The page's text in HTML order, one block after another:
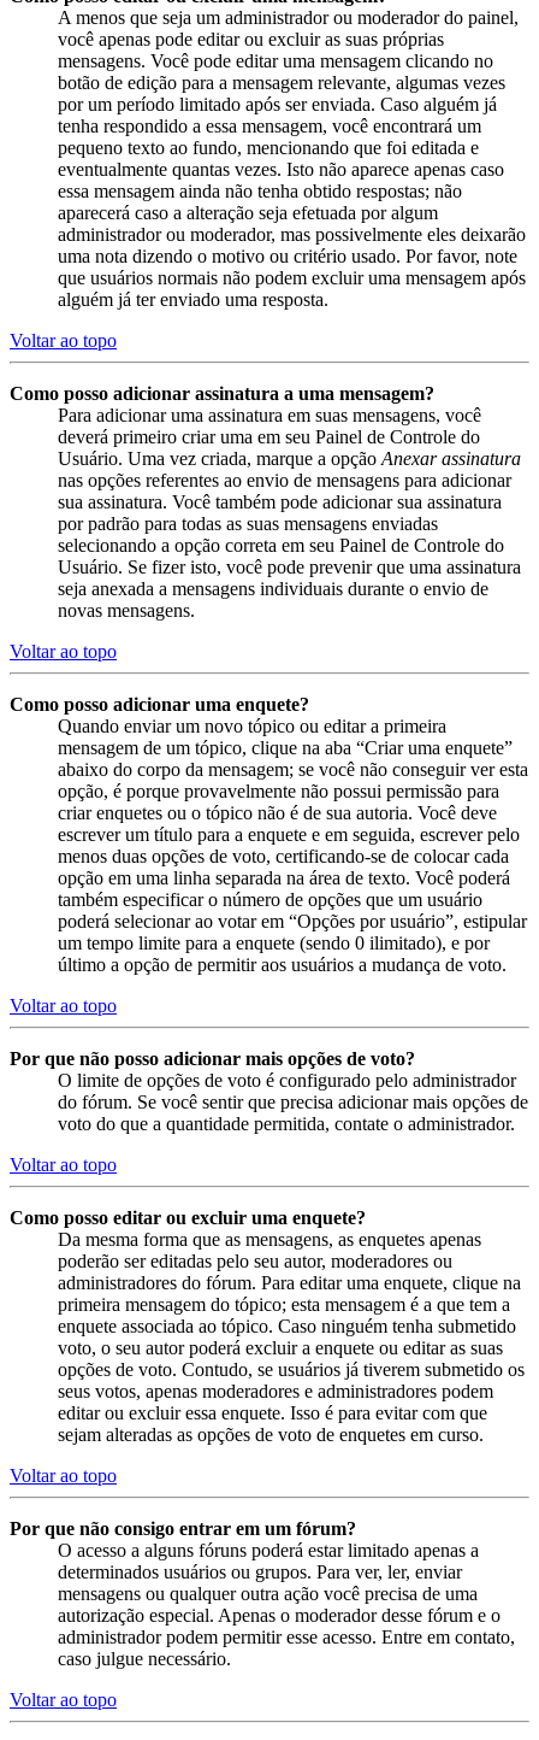
A menos que seja um administrador ou moderador do painel,
você apenas pode editar ou excluir as suas próprias
mensagens. Você pode editar uma mensagem clicando no
botão de edição para a mensagem relevante, algumas vezes
por um período limitado após ser enviada. Caso alguém já
tenha respondido a essa mensagem, você encontrará um
pequeno texto ao fundo, mencionando que foi editada e
eventualmente quantas vezes. Isto não aparece apenas caso
essa mensagem ainda não tenha obtido respostas; não
aparecerá caso a alteração seja efetuada por algum
administrador ou moderador, mas possivelmente eles deixarão
uma nota dizendo o motivo ou critério usado. Por favor, note
que usuários normais não podem excluir uma mensagem após
alguém já ter enviado uma resposta.
Voltar ao topo
Como posso adicionar assinatura a uma mensagem?
Para adicionar uma assinatura em suas mensagens, você
deverá primeiro criar uma em seu Painel de Controle do
Usuário. Uma vez criada, marque a opção Anexar assinatura
nas opções referentes ao envio de mensagens para adicionar
sua assinatura. Você também pode adicionar sua assinatura
por padrão para todas as suas mensagens enviadas
selecionando a opção correta em seu Painel de Controle do
Usuário. Se fizer isto, você pode prevenir que uma assinatura
seja anexada a mensagens individuais durante o envio de
novas mensagens.
Voltar ao topo
Como posso adicionar uma enquete?
Quando enviar um novo tópico ou editar a primeira
mensagem de um tópico, clique na aba “Criar uma enquete”
abaixo do corpo da mensagem; se você não conseguir ver esta
opção, é porque provavelmente não possui permissão para
criar enquetes ou o tópico não é de sua autoria. Você deve
escrever um título para a enquete e em seguida, escrever pelo
menos duas opções de voto, certificando-se de colocar cada
opção em uma linha separada na área de texto. Você poderá
também especificar o número de opções que um usuário
poderá selecionar ao votar em “Opções por usuário”, estipular
um tempo limite para a enquete (sendo 0 ilimitado), e por
último a opção de permitir aos usuários a mudança de voto.
Voltar ao topo
Por que não posso adicionar mais opções de voto?
O limite de opções de voto é configurado pelo administrador
do fórum. Se você sentir que precisa adicionar mais opções de
voto do que a quantidade permitida, contate o administrador.
Voltar ao topo
Como posso editar ou excluir uma enquete?
Da mesma forma que as mensagens, as enquetes apenas
poderão ser editadas pelo seu autor, moderadores ou
administradores do fórum. Para editar uma enquete, clique na
primeira mensagem do tópico; esta mensagem é a que tem a
enquete associada ao tópico. Caso ninguém tenha submetido
voto, o seu autor poderá excluir a enquete ou editar as suas
opções de voto. Contudo, se usuários já tiverem submetido os
seus votos, apenas moderadores e administradores podem
editar ou excluir essa enquete. Isso é para evitar com que
sejam alteradas as opções de voto de enquetes em curso.
Voltar ao topo
Por que não consigo entrar em um fórum?
O acesso a alguns fóruns poderá estar limitado apenas a
determinados usuários ou grupos. Para ver, ler, enviar
mensagens ou qualquer outra ação você precisa de uma
autorização especial. Apenas o moderador desse fórum e o
administrador podem permitir esse acesso. Entre em contato,
caso julgue necessário.
Voltar ao topo